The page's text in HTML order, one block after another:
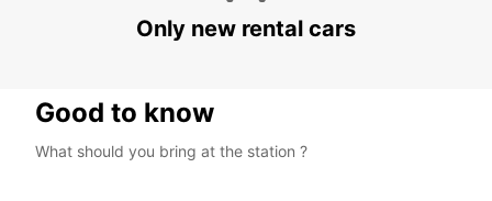
Only new rental cars
Good to know
What should you bring at the station ?